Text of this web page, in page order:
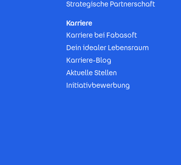
Strategische Partnerschaft
Karriere
Karriere bei Fabasoft
Dein idealer Lebensraum
Karriere-Blog
Aktuelle Stellen
Initiativbewerbung